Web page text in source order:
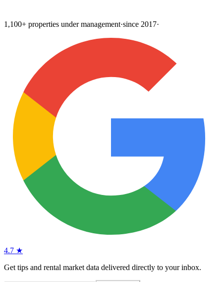
1,100+ properties under management·since 2017·
4.7 ★
Get tips and rental market data delivered directly to your inbox.